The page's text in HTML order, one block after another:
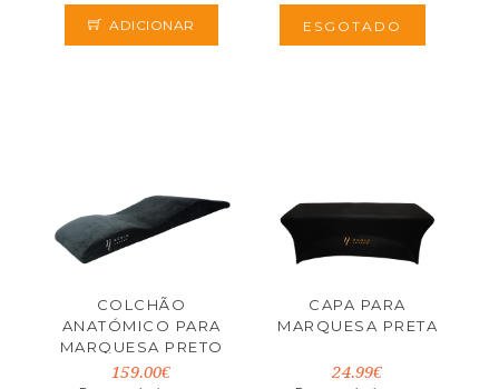
ADICIONAR ESGOTADO
COLCHÃO
ANATÓMICO PARA
MARQUESA PRETO
NOBLE LASHES
159.00€
CAPA PARA
MARQUESA PRETA
24.99€